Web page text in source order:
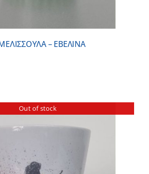
– ΕΒΕΛΙΝΑ
Out of stock